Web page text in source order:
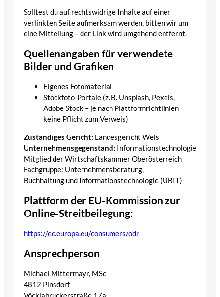
Solltest du auf rechtswidrige Inhalte auf einer
verlinkten Seite aufmerksam werden, bitten wir um
eine Mitteilung – der Link wird umgehend entfernt.
Quellenangaben für verwendete
Bilder und Grafiken
Eigenes Fotomaterial
Stockfoto-Portale (z. B. Unsplash, Pexels,
Adobe Stock – je nach Plattformrichtlinien
keine Pflicht zum Verweis)
Zuständiges Gericht: Landesgericht Wels
Unternehmensgegenstand: Informationstechnologie
Mitglied der Wirtschaftskammer Oberösterreich
Fachgruppe: Unternehmensberatung,
Buchhaltung und Informationstechnologie (UBIT)
Plattform der EU-Kommission zur
Online-Streitbeilegung:
https://ec.europa.eu/consumers/odr
Ansprechperson
Michael Mittermayr, MSc
4812 Pinsdorf
Vöcklabruckerstraße 17a